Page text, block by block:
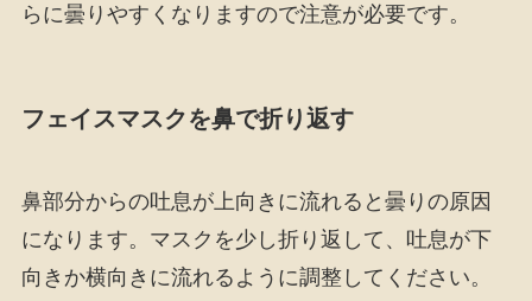
らに曇りやすくなりますので注意が必要です。
フェイスマスクを鼻で折り返す
鼻部分からの吐息が上向きに流れると曇りの原因
になります。マスクを少し折り返して、吐息が下
向きか横向きに流れるように調整してください。